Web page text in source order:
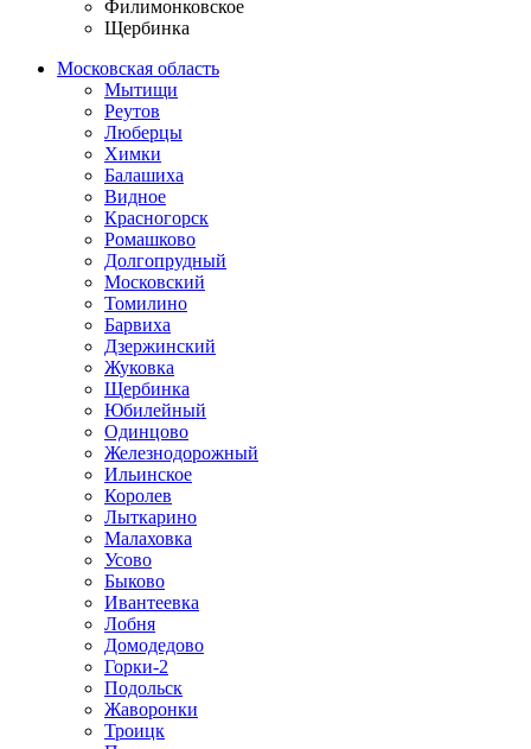
Филимонковское
Щербинка
Московская область
Мытищи
Реутов
Люберцы
Химки
Балашиха
Видное
Красногорск
Ромашково
Долгопрудный
Московский
Томилино
Барвиха
Дзержинский
Жуковка
Щербинка
Юбилейный
Одинцово
Железнодорожный
Ильинское
Королев
Лыткарино
Малаховка
Усово
Быково
Ивантеевка
Лобня
Домодедово
Горки-2
Подольск
Жаворонки
Троицк